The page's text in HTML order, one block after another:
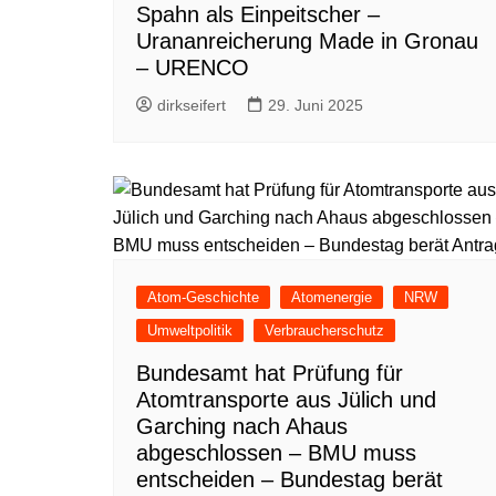
Spahn als Einpeitscher –
Urananreicherung Made in Gronau
– URENCO
dirkseifert 29. Juni 2025
Atom-Geschichte Atomenergie
NRW
Umweltpolitik
Verbraucherschutz
Bundesamt hat Prüfung für
Atomtransporte aus Jülich und
Garching nach Ahaus
abgeschlossen – BMU muss
entscheiden – Bundestag berät